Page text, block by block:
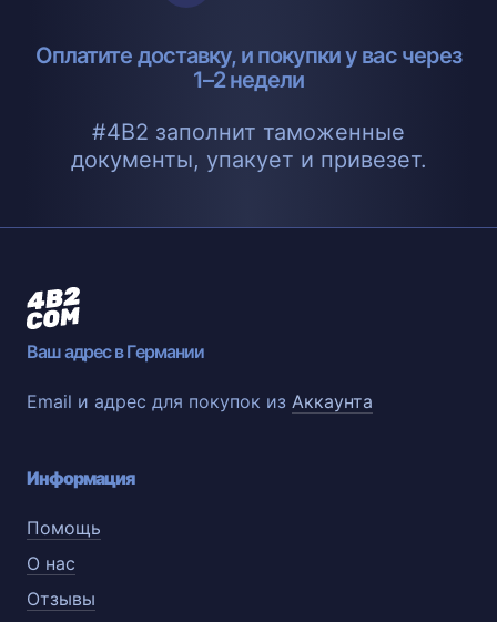
Оплатите доставку, и покупки у вас через
1–2 недели
#4B2 заполнит таможенные
документы, упакует и привезет.
Ваш адрес в Германии
Email и адрес для покупок из Аккаунта
Информация
Помощь
О нас
Отзывы